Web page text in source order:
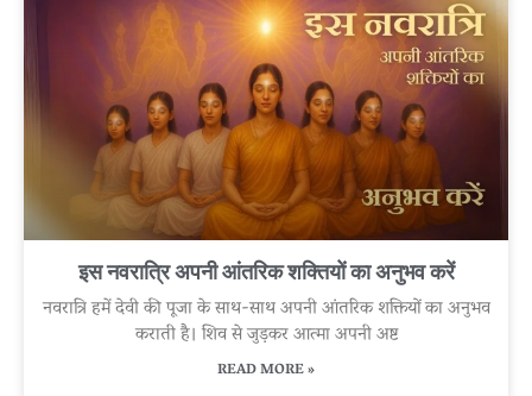
इस नवरात्रि अपनी आंतरिक शक्तियों का अनुभव करें
नवरात्रि हमें देवी की पूजा के साथ-साथ अपनी आंतरिक शक्तियों का अनुभव
कराती है। शिव से जुड़कर आत्मा अपनी अष्ट
READ MORE »